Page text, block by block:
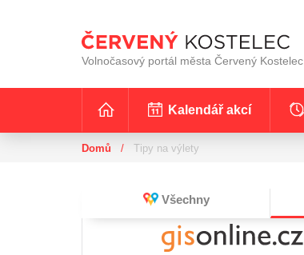
Volnočasový portál města Červený Kostelec
Kalendář akcí
Domů / Tipy na výlety
Všechny